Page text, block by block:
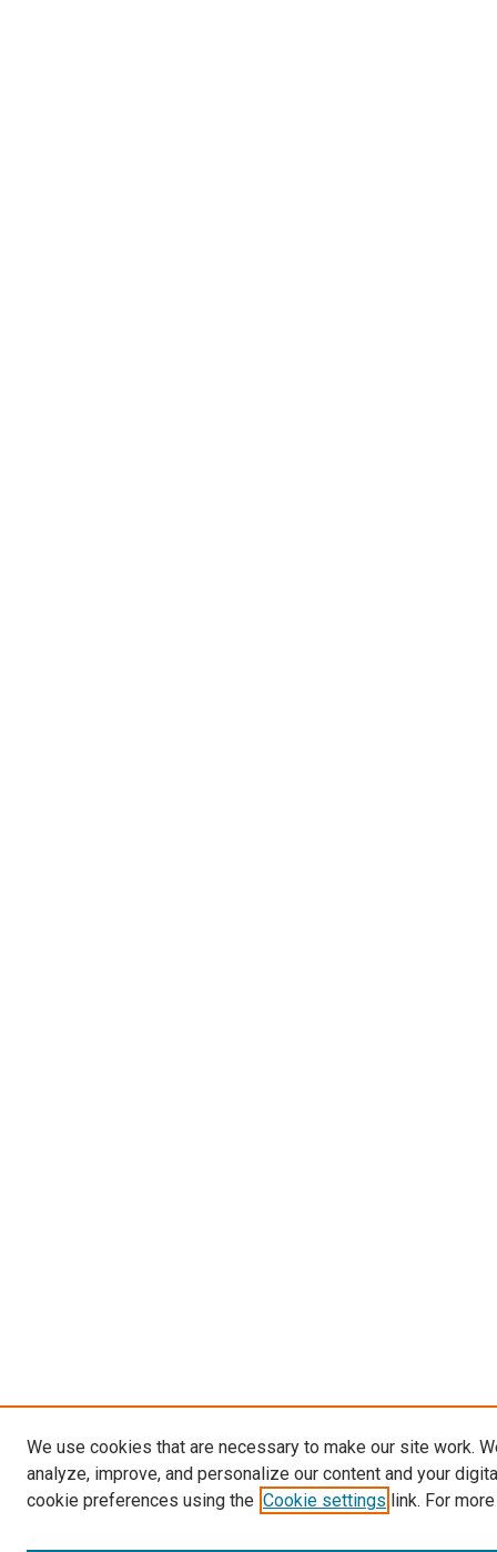
We use cookies that are necessary to make our site work.
analyze, improve, and personalize our content and your
cookie preferences using the Cookie settings link. For